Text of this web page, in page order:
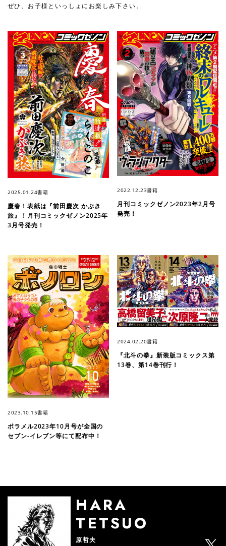
ぜひ、お子様といっしょにお楽しみ下さい。
2025.01.24書籍
慶春！表紙は『前田慶次 かぶき
旅』！月刊コミックゼノン2025年
3月号発売！
2022.12.23書籍
月刊コミックゼノン2023年2月号
発売！
2023.10.15書籍
ポラメル2023年10月号が全国の
セブン-イレブン等にて配布中！
2024.02.20書籍
『北斗の拳』新装版コミックス第
13巻、第14巻刊行！
HARA
TETSUO
原哲夫